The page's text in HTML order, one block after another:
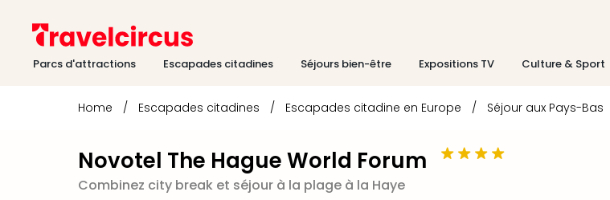
Parcs d'attractions Escapades citadines Séjours bien-être Expositions TV Culture & Sport
Home / Escapades citadines / Escapades citadine en Europe / Séjour aux Pays-Bas
Novotel The Hague World Forum
Combinez city break et séjour à la plage à la Haye